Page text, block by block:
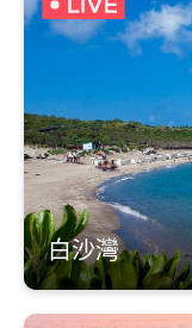
白沙灣